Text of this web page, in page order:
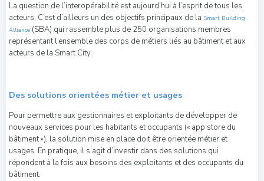
La question de l’interopérabilité est aujourd’hui à l’esprit de tous les
acteurs. C’est d’ailleurs un des objectifs principaux de la Smart Building
Alliance (SBA) qui rassemble plus de 250 organisations membres
représentant l’ensemble des corps de métiers liés au bâtiment et aux
acteurs de la Smart City.
Des solutions orientées métier et usages
Pour permettre aux gestionnaires et exploitants de développer de
nouveaux services pour les habitants et occupants (« app store du
bâtiment »), la solution mise en place doit être orientée métier et
usages. En pratique, il s’agit d’investir dans des solutions qui
répondent à la fois aux besoins des exploitants et des occupants du
bâtiment.